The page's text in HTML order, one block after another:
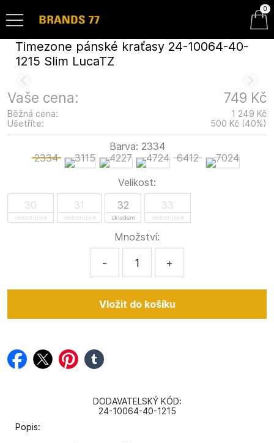
Timezone pánské kraťasy 24-10064-40-
1215 Slim LucaTZ
Vaše cena: 749 Kč
Běžná cena:
1 249 Kč
Ušetříte:
500 Kč (40%)
Barva: 2334
2334
6412
Velikost:
30
nedostupné
31
nedostupné
32
skladem
33
nedostupné
Množství:
- +
facebook
twitterpinterest
tumblr
DODAVATELSKÝ KÓD:
24-10064-40-1215
Popis:
0